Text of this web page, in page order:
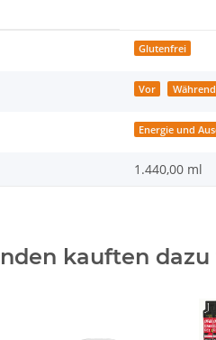
Glutenfrei
Vor Während
Energie und
1.440,00 ml
kauften